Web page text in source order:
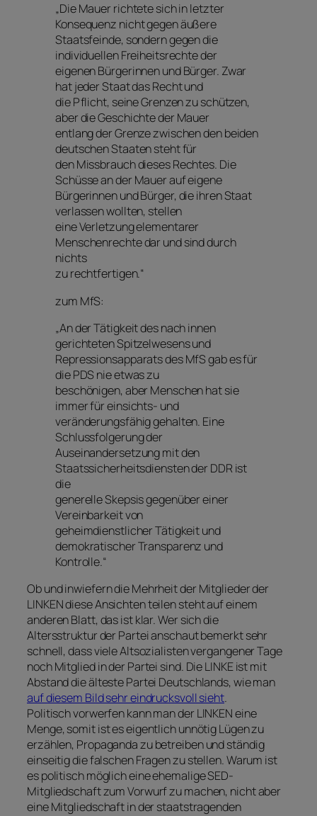
„Die Mauer richtete sich in letzter
Konsequenz nicht gegen äußere
Staatsfeinde, sondern gegen die
individuellen Freiheitsrechte der
eigenen Bürgerinnen und Bürger. Zwar
hat jeder Staat das Recht und
die Pflicht, seine Grenzen zu schützen,
aber die Geschichte der Mauer
entlang der Grenze zwischen den beiden
deutschen Staaten steht für
den Missbrauch dieses Rechtes. Die
Schüsse an der Mauer auf eigene
Bürgerinnen und Bürger, die ihren Staat
verlassen wollten, stellen
eine Verletzung elementarer
Menschenrechte dar und sind durch
nichts
zu rechtfertigen.“
zum MfS:
„An der Tätigkeit des nach innen
gerichteten Spitzelwesens und
Repressionsapparats des MfS gab es für
die PDS nie etwas zu
beschönigen, aber Menschen hat sie
immer für einsichts- und
veränderungsfähig gehalten. Eine
Schlussfolgerung der
Auseinandersetzung mit den
Staatssicherheitsdiensten der DDR ist
die
generelle Skepsis gegenüber einer
Vereinbarkeit von
geheimdienstlicher Tätigkeit und
demokratischer Transparenz und
Kontrolle.“
Ob und inwiefern die Mehrheit der Mitglieder der
LINKEN diese Ansichten teilen steht auf einem
anderen Blatt, das ist klar. Wer sich die
Altersstruktur der Partei anschaut bemerkt sehr
schnell, dass viele Altsozialisten vergangener Tage
noch Mitglied in der Partei sind. Die LINKE ist mit
Abstand die älteste Partei Deutschlands, wie man
auf diesem Bild sehr eindrucksvoll sieht.
Politisch vorwerfen kann man der LINKEN eine
Menge, somit ist es eigentlich unnötig Lügen zu
erzählen, Propaganda zu betreiben und ständig
einseitig die falschen Fragen zu stellen. Warum ist
es politisch möglich eine ehemalige SED-
Mitgliedschaft zum Vorwurf zu machen, nicht aber
eine Mitgliedschaft in der staatstragenden